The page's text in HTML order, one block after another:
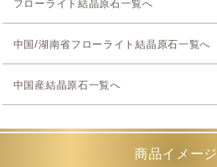
フローライト結晶原石一覧へ
中国/湖南省フローライト結晶原石一覧へ
中国産結晶原石一覧へ
商品イメージ